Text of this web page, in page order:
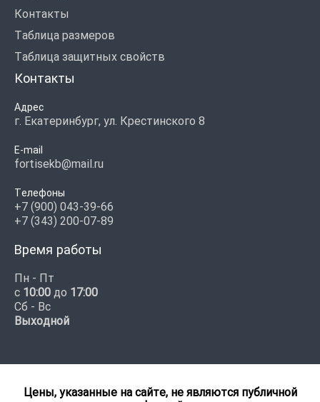
Контакты
Таблица размеров
Таблица защитных свойств
Контакты
Адрес
г. Екатеринбург, ул. Крестинского 8
E-mail
fortisekb@mail.ru
Телефоны
+7 (900) 043-39-66
+7 (343) 200-07-89
Время работы
Пн - Пт
с 10:00 до 17:00
Сб - Вс
Выходной
Цены, указанные на сайте, не являются публичной